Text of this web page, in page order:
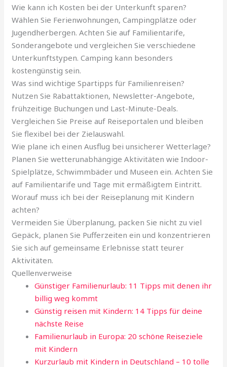
Wie kann ich Kosten bei der Unterkunft sparen?
Wählen Sie Ferienwohnungen, Campingplätze oder
Jugendherbergen. Achten Sie auf Familientarife,
Sonderangebote und vergleichen Sie verschiedene
Unterkunftstypen. Camping kann besonders
kostengünstig sein.
Was sind wichtige Spartipps für Familienreisen?
Nutzen Sie Rabattaktionen, Newsletter-Angebote,
frühzeitige Buchungen und Last-Minute-Deals.
Vergleichen Sie Preise auf Reiseportalen und bleiben
Sie flexibel bei der Zielauswahl.
Wie plane ich einen Ausflug bei unsicherer Wetterlage?
Planen Sie wetterunabhängige Aktivitäten wie Indoor-
Spielplätze, Schwimmbäder und Museen ein. Achten Sie
auf Familientarife und Tage mit ermäßigtem Eintritt.
Worauf muss ich bei der Reiseplanung mit Kindern
achten?
Vermeiden Sie Überplanung, packen Sie nicht zu viel
Gepäck, planen Sie Pufferzeiten ein und konzentrieren
Sie sich auf gemeinsame Erlebnisse statt teurer
Aktivitäten.
Quellenverweise
Günstiger Familienurlaub: 11 Tipps mit denen ihr
billig weg kommt
Günstig reisen mit Kindern: 14 Tipps für deine
nächste Reise
Familienurlaub in Europa: 20 schöne Reiseziele
mit Kindern
Kurzurlaub mit Kindern in Deutschland – 10 tolle